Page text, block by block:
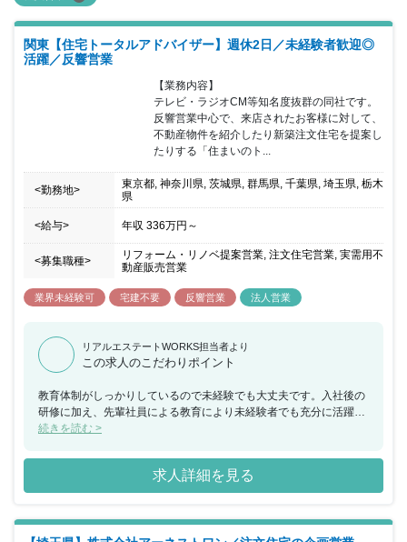
関東【住宅トータルアドバイザー】週休2日／未経験者歓迎◎
活躍／反響営業
【業務内容】
テレビ・ラジオCM等知名度抜群の同社です。
反響営業中心で、来店されたお客様に対して、
不動産物件を紹介したり新築注文住宅を提案し
たりする「住まいのト...
<勤務地>
東京都, 神奈川県, 茨城県, 群馬県, 千葉県, 埼玉県, 栃木
県
<給与> 年収 336万円 ～
<募集職種>
リフォーム・リノベ提案営業, 注文住宅営業, 実需用不
動産販売営業
業界未経験可 宅建不要 反響営業 法人営業
リアルエステートWORKS担当者より
この求人のこだわりポイント
教育体制がしっかりしているので未経験でも大丈夫です。入社後の
研修に加え、先輩社員による教育により未経験者でも充分に活躍で
きる体制を整えています。実際に同社の営業社員のほとんどは未経
し、一人前にする」という社風が根付いていますので未経験者のか
たも、躊躇せずにご応募ください。 住宅・不動産業界では珍しい完
全週休2日制。しっかりと休養をとり、プライベートを充実させて
ら「住宅のプロフェッショナル」を目指してください。 異業種から
続きを読む >
求人詳細を見る